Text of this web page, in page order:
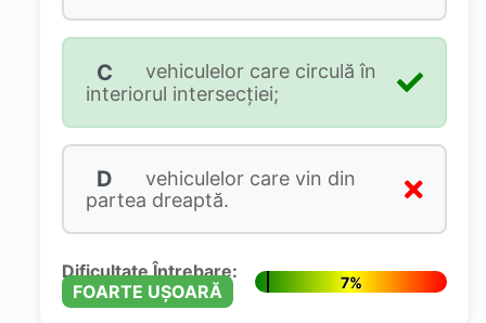
C
vehiculelor care circulă în
interiorul intersecției;
D
vehiculelor care vin din
partea dreaptă.
Dificultate Întrebare:
FOARTE UȘOARĂ
7%